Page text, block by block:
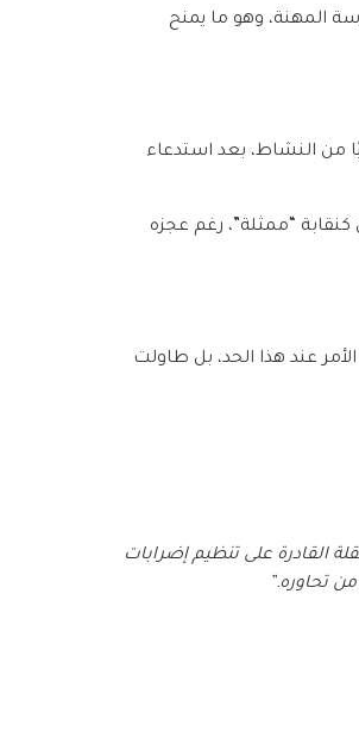
المهنة، وهو ما يمنح
من النشاط، بعد استدعاء
“ممثلة”، رغم عجزه
عند هذا الحد، بل طاولت
القادرة على تنظيم إضرابات
تحاوره.”